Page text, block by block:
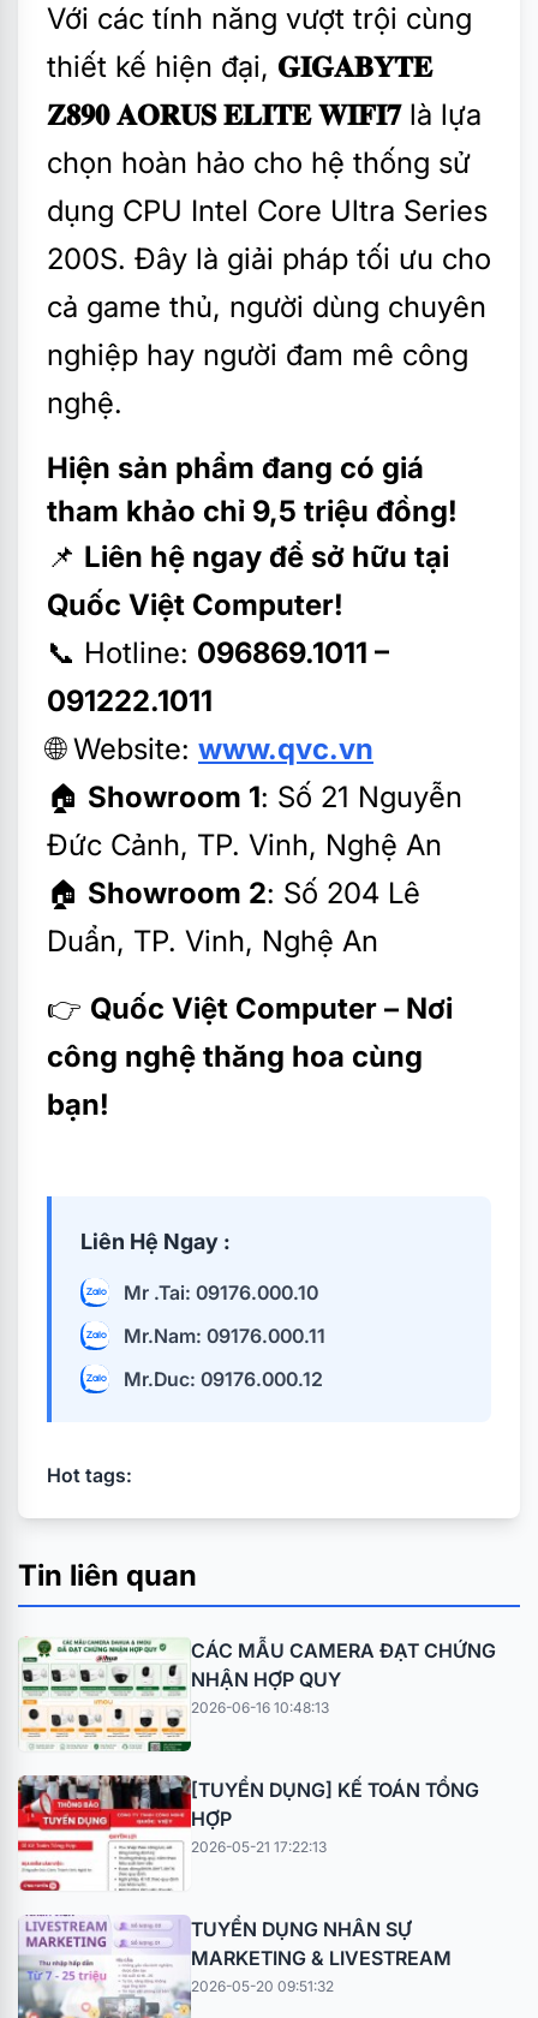
Tin liên quan
CÁC MẪU CAMERA ĐẠT CHỨNG
NHẬN HỢP QUY
2026-06-16 10:48:13
[TUYỂN DỤNG] KẾ TOÁN TỔNG
HỢP
2026-05-21 17:22:13
TUYỂN DỤNG NHÂN SỰ
MARKETING & LIVESTREAM
2026-05-20 09:51:32
Với các tính năng vượt trội cùng
thiết kế hiện đại, 𝐆𝐈𝐆𝐀𝐁𝐘𝐓𝐄
𝐙𝟖𝟗𝟎 𝐀𝐎𝐑𝐔𝐒 𝐄𝐋𝐈𝐓𝐄 𝐖𝐈𝐅𝐈𝟕là lựa
chọn hoàn hảo cho hệ thống sử
dụng CPU Intel Core Ultra Series
200S. Đây là giải pháp tối ưu cho
cả game thủ, người dùng chuyên
nghiệp hay người đam mê công
nghệ.
Hiện sản phẩm đang có giá
tham khảo chỉ 9,5 triệu đồng!
📌 Liên hệ ngay để sở hữu tại
Quốc Việt Computer!
📞 Hotline: 096869.1011 –
091222.1011
🌐 Website: www.qvc.vn
🏠 Showroom 1: Số 21 Nguyễn
Đức Cảnh, TP. Vinh, Nghệ An
🏠 Showroom 2: Số 204 Lê
Duẩn, TP. Vinh, Nghệ An
👉 Quốc Việt Computer – Nơi
công nghệ thăng hoa cùng
bạn!
Liên Hệ Ngay :
Mr .Tai: 09176.000.10
Mr.Nam: 09176.000.11
Mr.Duc: 09176.000.12
Hot tags: